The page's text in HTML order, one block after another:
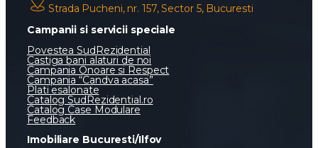
Strada Pucheni, nr. 157, Sector 5, Bucuresti
Campanii si servicii speciale
Povestea SudRezidential
Castiga bani alaturi de noi
Campania Onoare si Respect
Campania “Candva acasa”
Plati esalonate
Catalog SudRezidential.ro
Catalog Case Modulare
Feedback
Imobiliare Bucuresti/Ilfov